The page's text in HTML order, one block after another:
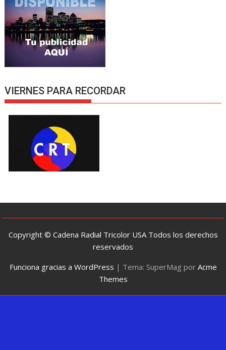
VIERNES PARA RECORDAR
Copyright © Cadena Radial Tricolor USA Todos los derechos
reservados
Funciona gracias a WordPress | Tema: SuperMag por Acme
Themes